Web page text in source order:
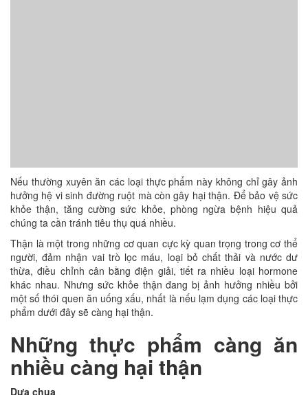
Nếu thường xuyên ăn các loại thực phẩm này không chỉ gây ảnh
hưởng hệ vi sinh đường ruột mà còn gây hại thận. Để bảo vệ sức
khỏe thận, tăng cường sức khỏe, phòng ngừa bệnh hiệu quả
chúng ta cần tránh tiêu thụ quá nhiều.
Thận là một trong những cơ quan cực kỳ quan trọng trong cơ thể
người, đảm nhận vai trò lọc máu, loại bỏ chất thải và nước dư
thừa, điều chỉnh cân bằng điện giải, tiết ra nhiều loại hormone
khác nhau. Nhưng sức khỏe thận đang bị ảnh hưởng nhiều bởi
một số thói quen ăn uống xấu, nhất là nếu lạm dụng các loại thực
phẩm dưới đây sẽ càng hại thận.
Những thực phẩm càng ăn
nhiều càng hại thận
Dưa chua